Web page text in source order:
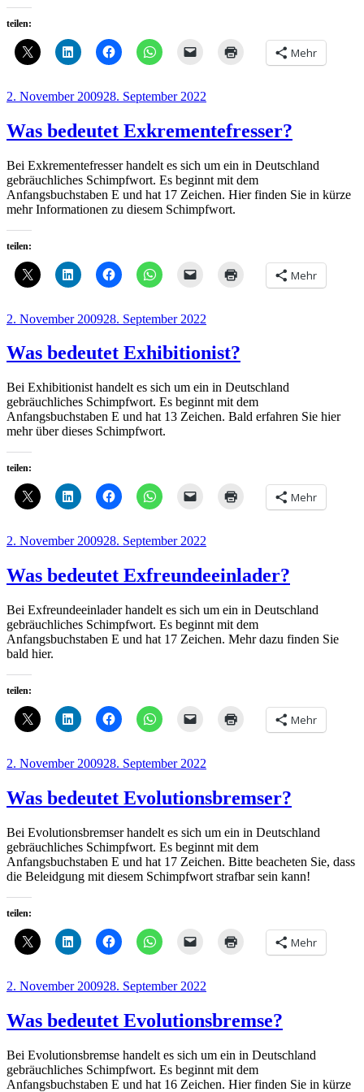
teilen:
Mehr
Veröffentlicht
2. November 200928. September 2022
Was bedeutet Exkrementefresser?
Bei Exkrementefresser handelt es sich um ein in Deutschland
gebräuchliches Schimpfwort. Es beginnt mit dem
Anfangsbuchstaben E und hat 17 Zeichen. Hier finden Sie in kürze
mehr Informationen zu diesem Schimpfwort.
teilen:
Mehr
Veröffentlicht
2. November 200928. September 2022
Was bedeutet Exhibitionist?
Bei Exhibitionist handelt es sich um ein in Deutschland
gebräuchliches Schimpfwort. Es beginnt mit dem
Anfangsbuchstaben E und hat 13 Zeichen. Bald erfahren Sie hier
mehr über dieses Schimpfwort.
teilen:
Mehr
Veröffentlicht
2. November 200928. September 2022
Was bedeutet Exfreundeeinlader?
Bei Exfreundeeinlader handelt es sich um ein in Deutschland
gebräuchliches Schimpfwort. Es beginnt mit dem
Anfangsbuchstaben E und hat 17 Zeichen. Mehr dazu finden Sie
bald hier.
teilen:
Mehr
Veröffentlicht
2. November 200928. September 2022
Was bedeutet Evolutionsbremser?
Bei Evolutionsbremser handelt es sich um ein in Deutschland
gebräuchliches Schimpfwort. Es beginnt mit dem
Anfangsbuchstaben E und hat 17 Zeichen. Bitte beacheten Sie, dass
die Beleidgung mit diesem Schimpfwort strafbar sein kann!
teilen:
Mehr
Veröffentlicht
2. November 200928. September 2022
Was bedeutet Evolutionsbremse?
Bei Evolutionsbremse handelt es sich um ein in Deutschland
gebräuchliches Schimpfwort. Es beginnt mit dem
Anfangsbuchstaben E und hat 16 Zeichen. Hier finden Sie in kürze